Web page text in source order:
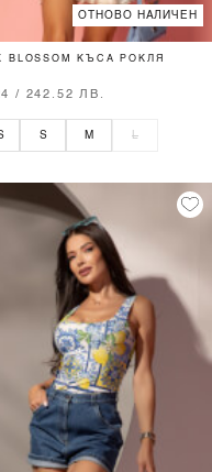
ОТНОВО НАЛИЧЕН
BLOSSOM КЪСА РОКЛЯ
/ 242.52 ЛВ.
S M L